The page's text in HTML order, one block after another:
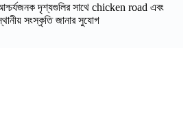
দৃশ্যগুলির সাথে chicken road এবং
সংস্কৃতি জানার সুযোগ